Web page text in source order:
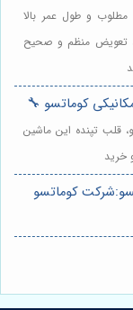
و طول عمر بالا
تعویض منظم و صحیح
کوماتسو 🔧
قلب تپنده این ماشین
خرید
کوماتسو